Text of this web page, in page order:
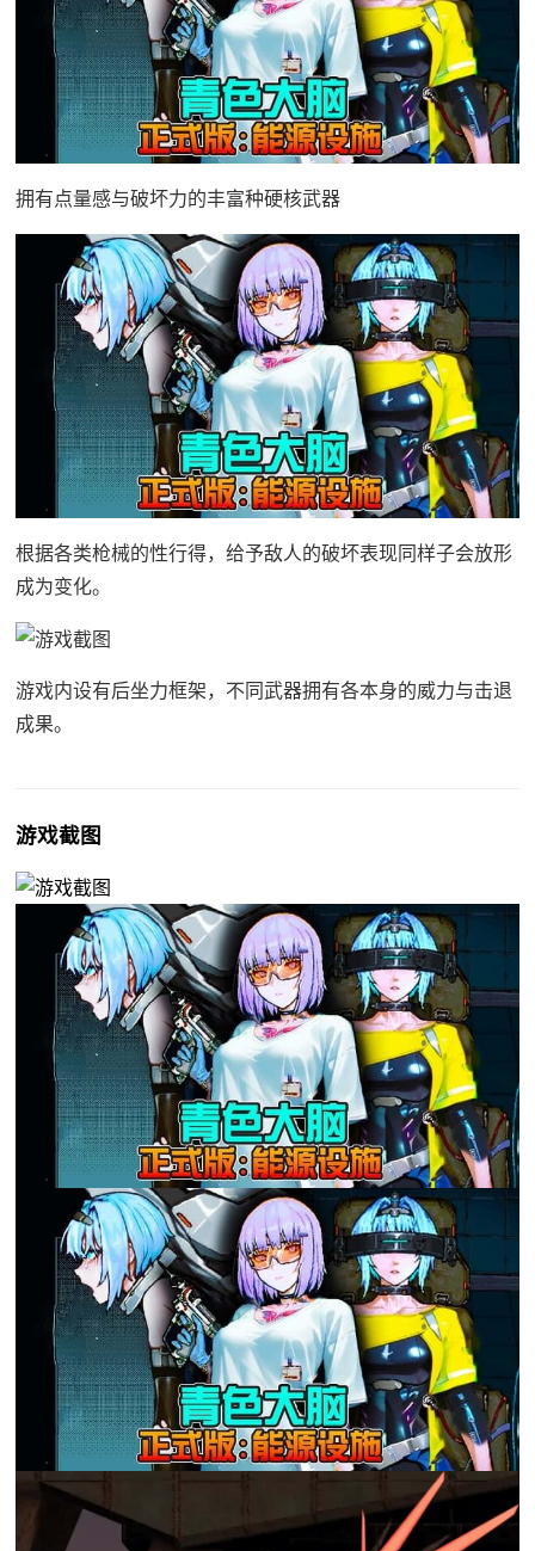
拥有点量感与破坏力的丰富种硬核武器
根据各类枪械的性行得，给予敌人的破坏表现同样子会放形
成为变化。
游戏内设有后坐力框架，不同武器拥有各本身的威力与击退
成果。
游戏截图